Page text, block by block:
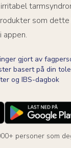
som dette
appen.
gjort av
basert på din
og IBS-dagbok
personer som